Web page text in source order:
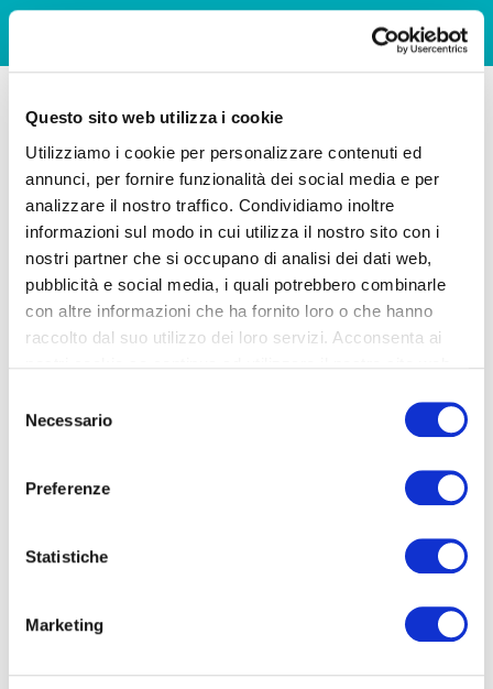
Questo sito web utilizza i cookie
Utilizziamo i cookie per personalizzare contenuti ed
annunci, per fornire funzionalità dei social media e per
analizzare il nostro traffico. Condividiamo inoltre
informazioni sul modo in cui utilizza il nostro sito con i
nostri partner che si occupano di analisi dei dati web,
pubblicità e social media, i quali potrebbero combinarle
con altre informazioni che ha fornito loro o che hanno
raccolto dal suo utilizzo dei loro servizi. Acconsenta ai
delNecessario
Preferenze
Statistiche
Marketing